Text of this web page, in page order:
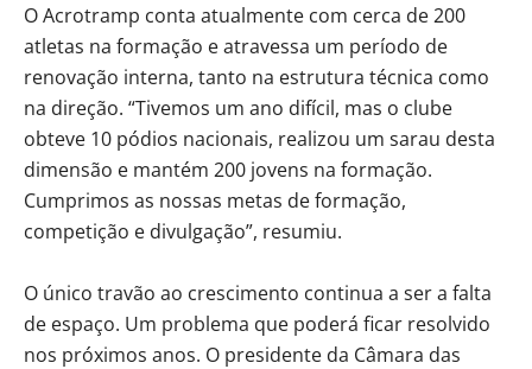
O Acrotramp conta atualmente com cerca de 200
atletas na formação e atravessa um período de
renovação interna, tanto na estrutura técnica como
na direção. “Tivemos um ano difícil, mas o clube
obteve 10 pódios nacionais, realizou um sarau desta
dimensão e mantém 200 jovens na formação.
Cumprimos as nossas metas de formação,
competição e divulgação”, resumiu.
O único travão ao crescimento continua a ser a falta
de espaço. Um problema que poderá ficar resolvido
nos próximos anos. O presidente da Câmara das